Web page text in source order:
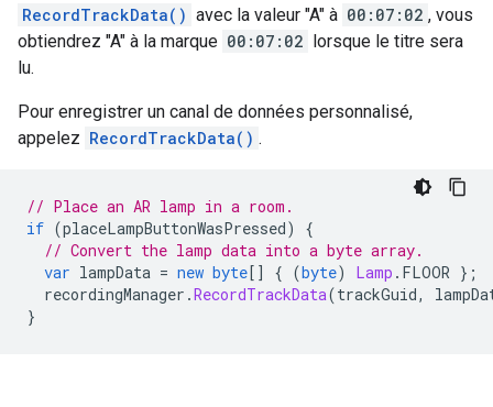
RecordTrackData() avec la valeur "A" à 00:07:02 , vous
obtiendrez "A" à la marque 00:07:02 lorsque le titre sera
lu.
Pour enregistrer un canal de données personnalisé,
appelez RecordTrackData() .
// Place an AR lamp in a room.
if (placeLampButtonWasPressed)
{
// Convert the lamp data into a byte array.
var lampData = new byte[] { (byte) Lamp . FLOOR };
recordingManager .RecordTrackData(trackGuid,
}